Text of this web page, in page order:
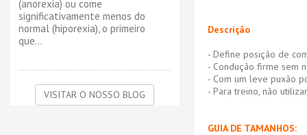
Descrição
- Define posição de
- Condução firme sem
- Com um leve puxão
- Para treino, não
GUIA DE TAMANHOS:
(anorexia) ou come
significativamente menos do
normal (hiporexia), o primeiro
que...
VISITAR O NOSSO BLOG